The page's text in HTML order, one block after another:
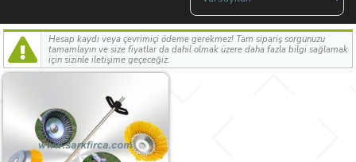
Hesap kaydı veya çevrimiçi ödeme gerekmez! Tam sipariş sorgunuzu
tamamlayın ve size fiyatlar da dahil olmak üzere daha fazla bilgi sağlamak
için sizinle iletişime geçeceğiz.